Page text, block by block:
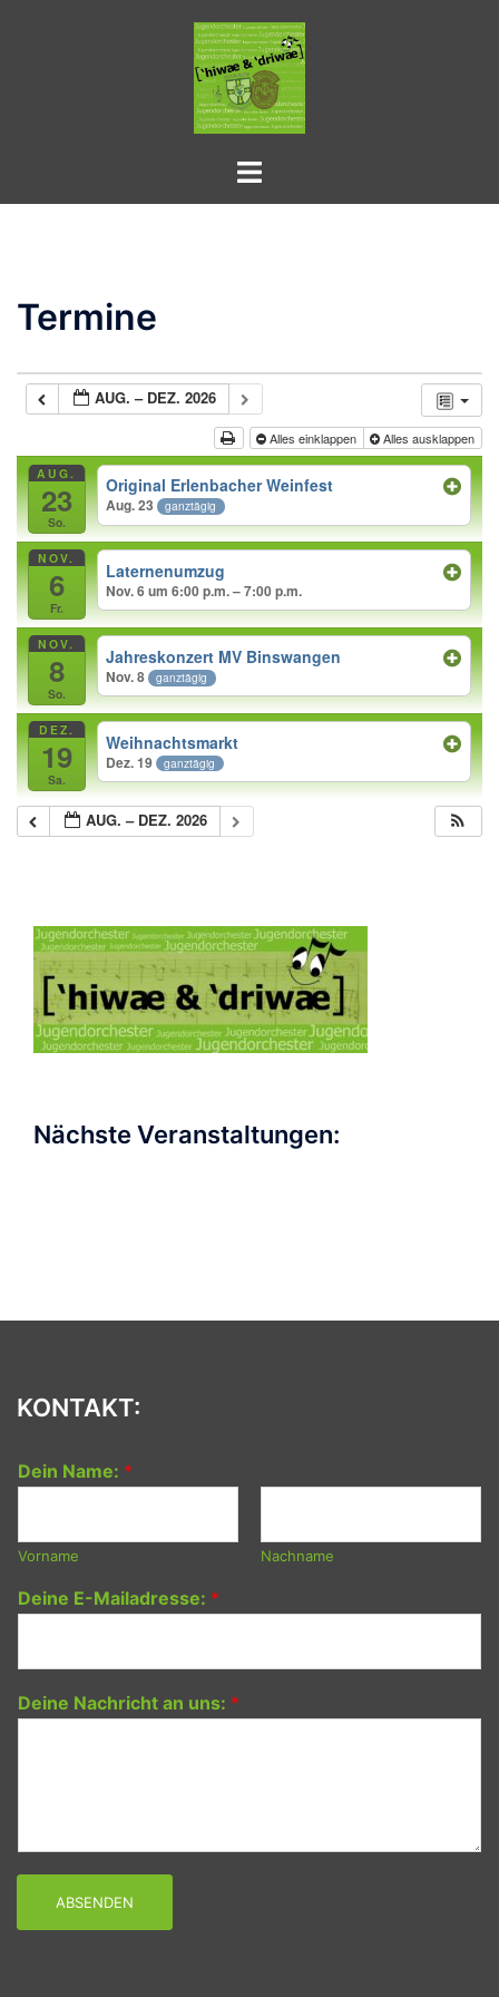
Toggle
Termine
AUG. – DEZ. 2026
Alles einklappen Alles ausklappen
AUG.
23
So.
Original Erlenbacher Weinfest
Aug. 23 ganztägig
NOV.
6
Fr.
Laternenumzug
Nov. 6 um 6:00 p.m. – 7:00 p.m.
NOV.
8
So.
Jahreskonzert MV Binswangen
Nov. 8 ganztägig
DEZ.
19
Sa.
Weihnachtsmarkt
Dez. 19 ganztägig
AUG. – DEZ. 2026
Nächste Veranstaltungen:
KONTAKT:
Dein Name: *
Vorname Nachname
Deine E-Mailadresse: *
Deine Nachricht an uns: *
ABSENDEN